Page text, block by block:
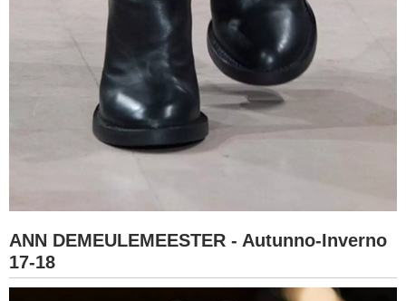
ANN DEMEULEMEESTER - Autunno-Inverno
17-18